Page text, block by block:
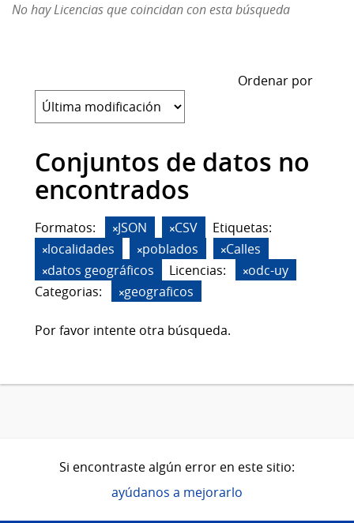
No hay Licencias que coincidan con esta búsqueda
Ordenar por
Conjuntos de datos no
encontrados
Formatos: JSON CSV
Etiquetas:
localidades
poblados
Calles
datos geográficos
Licencias:
odc-uy
Categorias:
geograficos
Por favor intente otra búsqueda.
Si encontraste algún error en este sitio:
ayúdanos a mejorarlo